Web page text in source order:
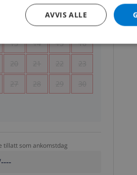
1 2
7 8 9
13 14 15 16
20 21 22 23
27 28 29 30
tillatt som ankomstdag
AVVIS ALLE